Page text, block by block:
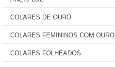
COLARES DE OURO
COLARES FEMININOS COM OURO
COLARES FOLHEADOS